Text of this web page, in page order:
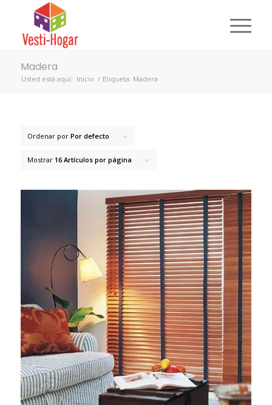
Madera
Usted está aquí: Inicio / Etiqueta: Madera
Ordenar por Por defecto
Mostrar 16 Artículos por página